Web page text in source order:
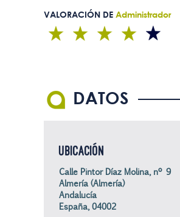
VALORACIÓN DE Administrador
DATOS
UBICACIÓN
Calle Pintor Díaz Molina, nº 9
Almería (Almería)
Andalucía
España, 04002